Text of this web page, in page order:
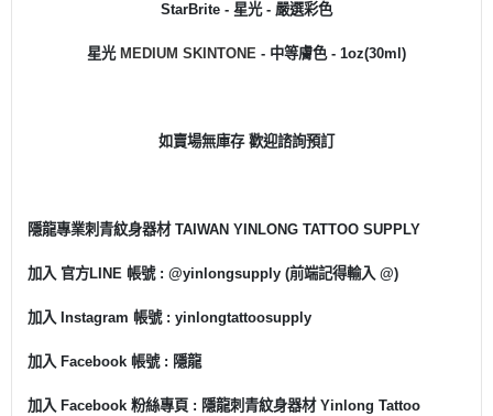
StarBrite - 星光 - 嚴選彩色
星光 MEDIUM SKINTONE - 中等膚色- 1oz(30ml)
如賣場無庫存 歡迎諮詢預訂
隱龍專業刺青紋身器材 TAIWAN YINLONG TATTOO SUPPLY
加入 官方LINE 帳號 : @yinlongsupply (前端記得輸入 @)
加入 Instagram 帳號 : yinlongtattoosupply
加入 Facebook 帳號 : 隱龍
加入 Facebook 粉絲專頁 : 隱龍刺青紋身器材 Yinlong Tattoo